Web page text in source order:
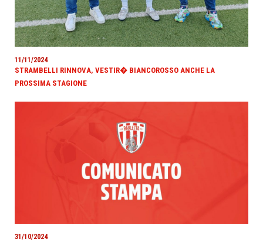
11/11/2024
STRAMBELLI RINNOVA, VESTIR� BIANCOROSSO ANCHE LA
PROSSIMA STAGIONE
31/10/2024